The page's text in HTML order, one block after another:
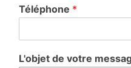
Téléphone *
L'objet de votre